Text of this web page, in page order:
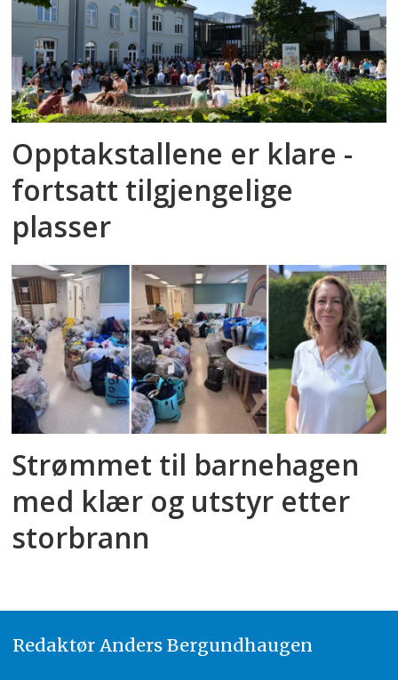
Opptakstallene er klare -
fortsatt tilgjengelige
plasser
Strømmet til barnehagen
med klær og utstyr etter
storbrann
Redaktør Anders Bergundhaugen